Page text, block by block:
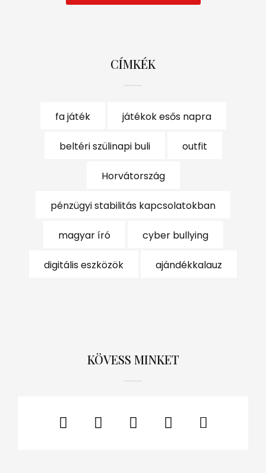
CÍMKÉK
fa játék játékok esős napra
beltéri szülinapi buli outfit
Horvátország
pénzügyi stabilitás kapcsolatokban
magyar író cyber bullying
digitális eszközök ajándékkalauz
KÖVESS MINKET